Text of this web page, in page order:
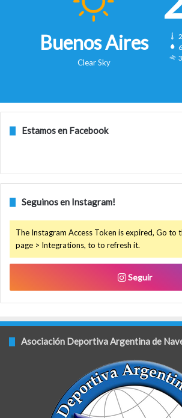
Buenos Aires
Clear Sky
Estamos en Facebook
Seguinos en Instagram!
The Instagram Access Token is expired, Go to
page > Integrations, to to refresh it.
Seguir
Asociación Deportiva Argentina de